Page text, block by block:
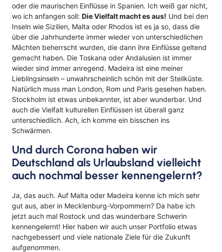
oder die maurischen Einflüsse in Spanien. Ich weiß gar nicht,
wo ich anfangen soll: Die Vielfalt macht es aus! Und bei den
Inseln wie Sizilien, Malta oder Rhodos ist es ja so, dass die
über die Jahrhunderte immer wieder von unterschiedlichen
Mächten beherrscht wurden, die dann ihre Einflüsse geltend
gemacht haben. Die Toskana oder Andalusien ist immer
wieder sind immer anregend. Madeira ist eine meiner
Lieblingsinseln – unwahrscheinlich schön mit der Steilküste.
Natürlich muss man London, Rom und Paris gesehen haben.
Stockholm ist etwas unbekannter, ist aber wunderbar. Und
auch die Vielfalt kulturellen Einflüssen ist überall ganz
unterschiedlich. Ach, ich komme ein bisschen ins
Schwärmen.
Und durch Corona haben wir
Deutschland als Urlaubsland vielleicht
auch nochmal besser kennengelernt?
Ja, das auch. Auf Malta oder Madeira kenne ich mich sehr
gut aus, aber in Mecklenburg-Vorpommern? Da habe ich
jetzt auch mal Rostock und das wunderbare Schwerin
kennengelernt! Hier haben wir auch unser Portfolio etwas
nachgebessert und viele nationale Ziele für die Zukunft
aufgenommen.